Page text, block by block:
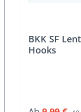
BKK SF
Hooks